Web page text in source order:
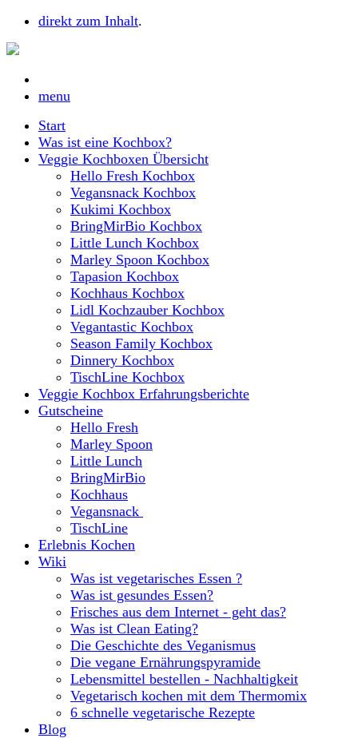
direkt zum Inhalt.
menu
Start
Was ist eine Kochbox?
Veggie Kochboxen Übersicht
Hello Fresh Kochbox
Vegansnack Kochbox
Kukimi Kochbox
BringMirBio Kochbox
Little Lunch Kochbox
Marley Spoon Kochbox
Tapasion Kochbox
Kochhaus Kochbox
Lidl Kochzauber Kochbox
Vegantastic Kochbox
Season Family Kochbox
Dinnery Kochbox
TischLine Kochbox
Veggie Kochbox Erfahrungsberichte
Gutscheine
Hello Fresh
Marley Spoon
Little Lunch
BringMirBio
Kochhaus
Vegansnack
TischLine
Erlebnis Kochen
Wiki
Was ist vegetarisches Essen ?
Was ist gesundes Essen?
Frisches aus dem Internet - geht das?
Was ist Clean Eating?
Die Geschichte des Veganismus
Die vegane Ernährungspyramide
Lebensmittel bestellen - Nachhaltigkeit
Vegetarisch kochen mit dem Thermomix
6 schnelle vegetarische Rezepte
Blog